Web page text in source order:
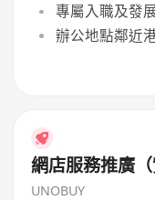
專屬入職及發
辦公地點鄰近
網店服務推廣（
UNOBUY